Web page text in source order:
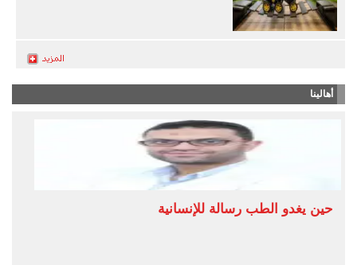
أهالينا
حين يغدو الطب رسالة للإنسانية